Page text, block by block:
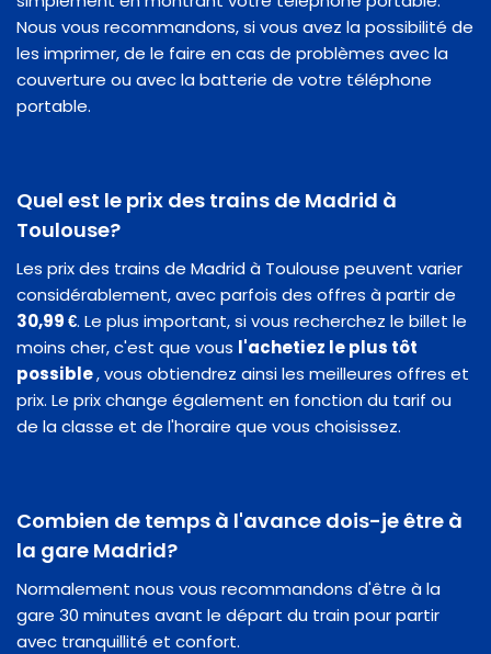
Nous vous recommandons, si vous avez la possibilité de
les imprimer, de le faire en cas de problèmes avec la
couverture ou avec la batterie de votre téléphone
portable.
Quel est le prix des trains de Madrid à
Toulouse?
Les prix des trains de Madrid à Toulouse peuvent varier
considérablement, avec parfois des offres à partir de
30,99 €. Le plus important, si vous recherchez le billet le
moins cher, c'est que vous l'achetiez le plus tôt
possible, vous obtiendrez ainsi les meilleures offres et
prix. Le prix change également en fonction du tarif ou
de la classe et de l'horaire que vous choisissez.
Combien de temps à l'avance dois-je être à
la gare Madrid?
Normalement nous vous recommandons d'être à la
gare 30 minutes avant le départ du train pour partir
avec tranquillité et confort.